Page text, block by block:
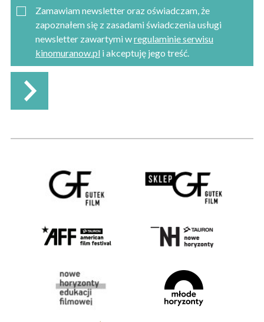
Zamawiam newsletter oraz oświadczam, że
zapoznałem się z zasadami świadczenia usługi
newsletter zawartymi wregulaminie serwisu
kinomuranow.pl i akceptuję jego treść.